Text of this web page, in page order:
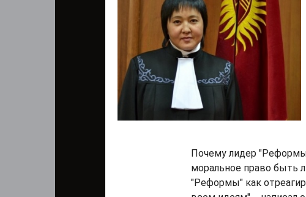
Почему лидер
моральное право быть
"Реформы" как